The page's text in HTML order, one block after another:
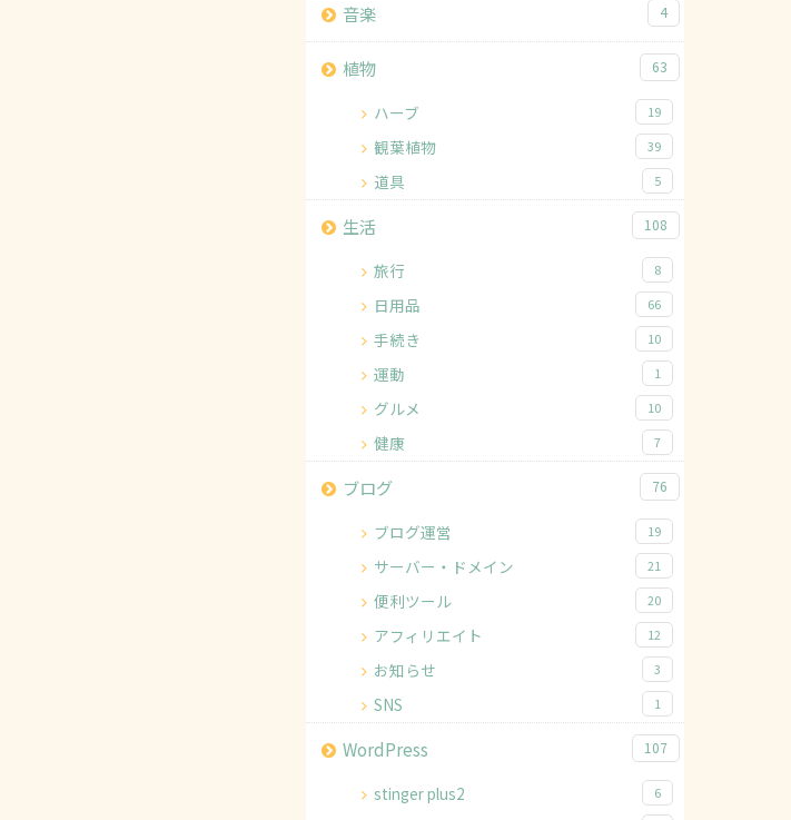
音楽 4
植物 63
ハーブ 19
観葉植物 39
道具 5
生活 108
旅行 8
日用品 66
手続き 10
運動 1
グルメ 10
健康 7
ブログ 76
ブログ運営 19
サーバー・ドメイン 21
便利ツール 20
アフィリエイト 12
お知らせ 3
SNS 1
WordPress 107
stinger plus2 6